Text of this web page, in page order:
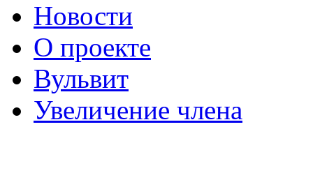
Новости
О проекте
Вульвит
Увеличение члена